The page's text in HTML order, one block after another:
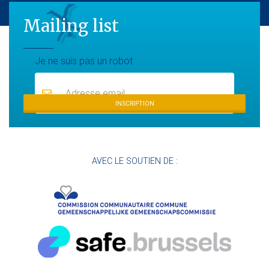
Mailing list
Je ne suis pas un robotMailing list
INSCRIPTION
AVEC LE SOUTIEN DE :